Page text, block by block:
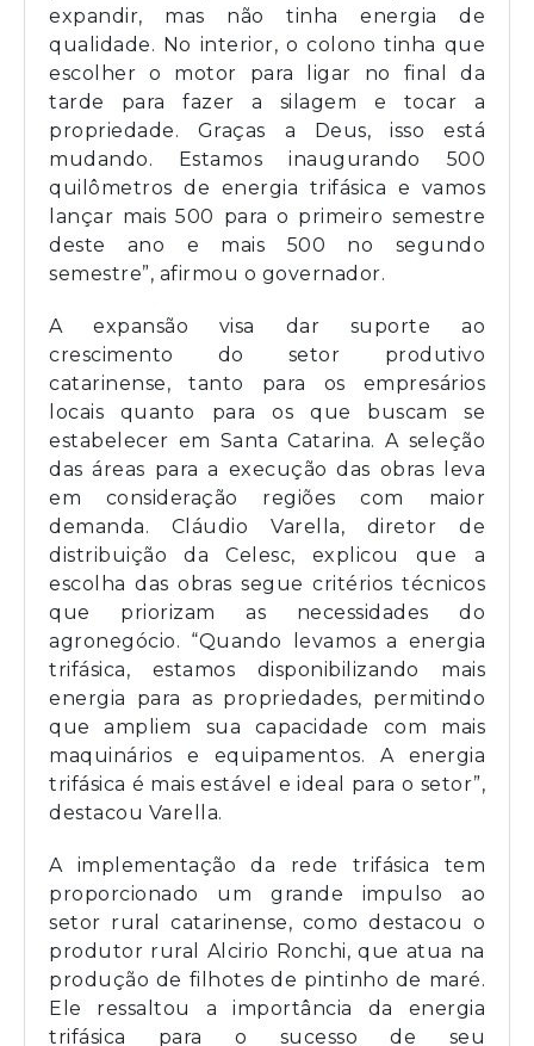
expandir, mas não tinha energia de
qualidade. No interior, o colono tinha que
escolher o motor para ligar no final da
tarde para fazer a silagem e tocar a
propriedade. Graças a Deus, isso está
mudando. Estamos inaugurando 500
quilômetros de energia trifásica e vamos
lançar mais 500 para o primeiro semestre
deste ano e mais 500 no segundo
semestre”, afirmou o governador.
A expansão visa dar suporte ao
crescimento do setor produtivo
catarinense, tanto para os empresários
locais quanto para os que buscam se
estabelecer em Santa Catarina. A seleção
das áreas para a execução das obras leva
em consideração regiões com maior
demanda. Cláudio Varella, diretor de
distribuição da Celesc, explicou que a
escolha das obras segue critérios técnicos
que priorizam as necessidades do
agronegócio. “Quando levamos a energia
trifásica, estamos disponibilizando mais
energia para as propriedades, permitindo
que ampliem sua capacidade com mais
maquinários e equipamentos. A energia
trifásica é mais estável e ideal para o setor”,
destacou Varella.
A implementação da rede trifásica tem
proporcionado um grande impulso ao
setor rural catarinense, como destacou o
produtor rural Alcirio Ronchi, que atua na
produção de filhotes de pintinho de maré.
Ele ressaltou a importância da energia
trifásica para o sucesso de seu